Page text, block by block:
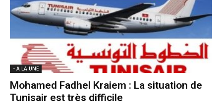
- A LA UNE
Mohamed Fadhel Kraiem : La situation de
Tunisair est très difficile